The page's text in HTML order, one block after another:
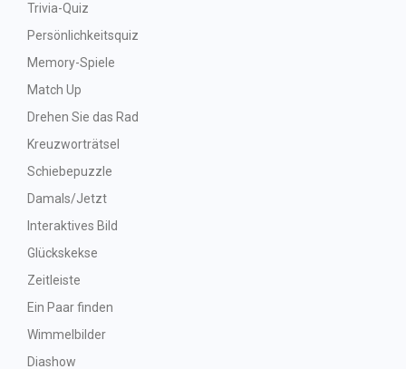
Trivia-Quiz
Persönlichkeitsquiz
Memory-Spiele
Match Up
Drehen Sie das Rad
Kreuzworträtsel
Schiebepuzzle
Damals/Jetzt
Interaktives Bild
Glückskekse
Zeitleiste
Ein Paar finden
Wimmelbilder
Diashow